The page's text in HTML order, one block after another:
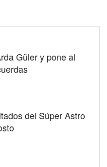
Güler y pone al
del Súper Astro